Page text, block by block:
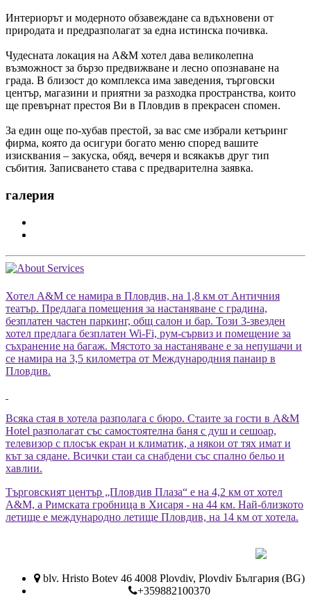
Интериорът и модерното обзавеждане са вдъхновени от
природата и предразполагат за една истинска почивка.
Чудесната локация на А&M хотел дава великолепна
възможност за бързо предвижване и лесно опознаване на
града. В близост до комплекса има заведения, търговски
център, магазини и приятни за разходка пространства, които
ще превърнат престоя Ви в Пловдив в прекрасен спомен.
За един още по-хубав престой, за вас сме избрали кетъринг
фирма, която да осигури богато меню според вашите
изисквания – закуска, обяд, вечеря и всякакъв друг тип
събития. Записването става с предварителна заявка.
галерия
Хотел А&М се намира в Пловдив, на 1,8 км от Античния
театър. Предлага помещения за настаняване с градина,
безплатен частен паркинг, общ салон и бар. Този 3-звезден
хотел предлага безплатен Wi-Fi, рум-сървиз и помещение за
съхранение на багаж. Мястото за настаняване е за непушачи и
се намира на 3,5 километра от Международния панаир в
Пловдив.
Всяка стая в хотела разполага с бюро. Стаите за гости в A&M
Hotel разполагат със самостоятелна баня с душ и сешоар,
телевизор с плосък екран и климатик, а някои от тях имат и
кът за сядане. Всички стаи са снабдени със спално бельо и
хавлии.
Търговският център „Пловдив Плаза“ е на 4,2 км от хотел
А&М, а Римската гробница в Хисаря - на 44 км. Най-близкото
летище е международно летище Пловдив, на 14 км от хотела.
blv. Hristo Botev 46 4008 Plovdiv, Plovdiv България (BG)
+359882100370